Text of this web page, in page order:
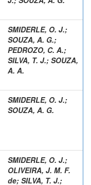
SMIDERLE, O. J.;
SOUZA, A. G.;
PEDROZO, C. A.;
SILVA, T. J.; SOUZA,
A. A.
SMIDERLE, O. J.;
SOUZA, A. G.
SMIDERLE, O. J.;
OLIVEIRA, J. M. F.
de; SILVA, T. J.;